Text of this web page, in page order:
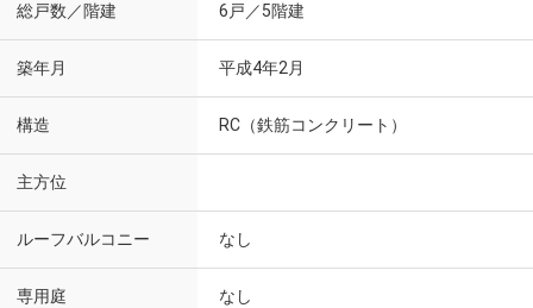
総戸数／階建 6戸／5階建
築年月 平成4年2月
構造 RC（鉄筋コンクリート）
主方位
ルーフバルコニー なし
専用庭 なし